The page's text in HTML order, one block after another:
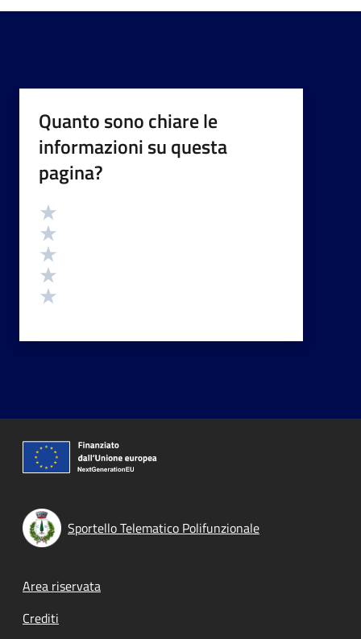
Quanto sono chiare le
informazioni su questa
pagina?
Valutazione
Sportello Telematico Polifunzionale
Footer menu
Area riservata
Crediti